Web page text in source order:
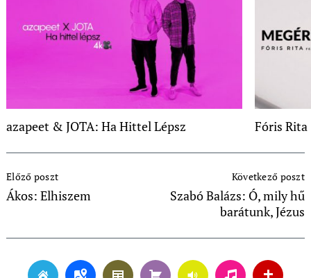
azapeet & JOTA: Ha Hittel Lépsz Fóris
Navigation
Előző poszt
Ákos: Elhiszem
Következő poszt
Szabó Balázs: Ó, mily hű
barátunk, Jézus